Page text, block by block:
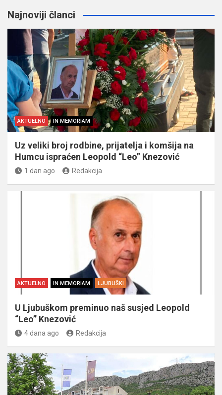
Najnoviji članci
AKTUELNO IN MEMORIAM
Uz veliki broj rodbine, prijatelja i komšija na
Humcu ispraćen Leopold “Leo” Knezović
1 dan ago Redakcija
AKTUELNO IN MEMORIAM LJUBUŠKI
U Ljubuškom preminuo naš susjed Leopold
“Leo” Knezović
4 dana ago Redakcija